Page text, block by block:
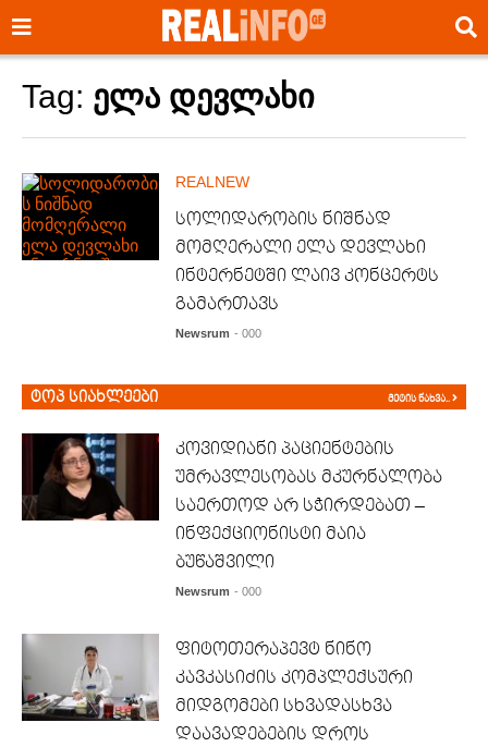
Tag: ელა დევლახი
REALNEW
სოლიდარობის ნიშნად
მომღერალი ელა დევლახი
ინტერნეტში ლაივ კონცერტს
გამართავს
Newsrum - 000
ტოპ სიახლეები მეტის ნახვა..
კოვიდიანი პაციენტების
უმრავლესობას მკურნალობა
საერთოდ არ სჭირდებათ –
ინფექციონისტი მაია
ბუწაშვილი
Newsrum - 000
ფიტოთერაპევტ ნინო
კავკასიძის კომპლექსური
მიდგომები სხვადასხვა
დაავადებების დროს